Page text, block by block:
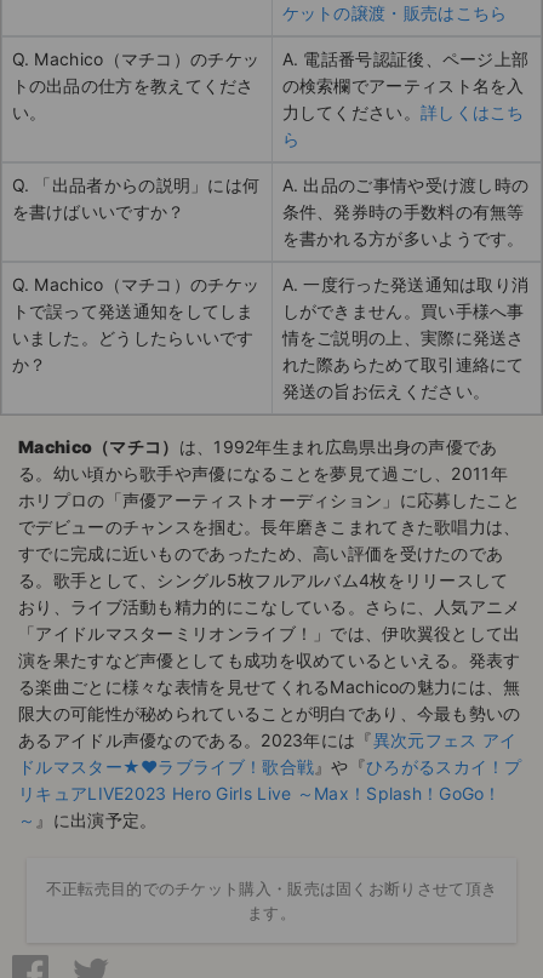
ケットの譲渡・販売はこちら
Q. Machico（マチコ）のチケッ
トの出品の仕方を教えてくださ
い。
A. 電話番号認証後、ページ上部
の検索欄でアーティスト名を入
力してください。 詳しくはこち
ら
Q. 「出品者からの説明」には何
を書けばいいですか？
A. 出品のご事情や受け渡し時の
条件、発券時の手数料の有無等
を書かれる方が多いようです。
Q. Machico（マチコ）のチケッ
トで誤って発送通知をしてしま
いました。どうしたらいいです
か？
A. 一度行った発送通知は取り消
しができません。買い手様へ事
情をご説明の上、実際に発送さ
れた際あらためて取引連絡にて
発送の旨お伝えください。
Machico（マチコ） は、1992年生まれ広島県出身の声優であ
る。幼い頃から歌手や声優になることを夢見て過ごし、2011年
ホリプロの「声優アーティストオーディション」に応募したこと
でデビューのチャンスを掴む。長年磨きこまれてきた歌唱力は、
すでに完成に近いものであったため、高い評価を受けたのであ
る。歌手として、シングル5枚フルアルバム4枚をリリースして
おり、ライブ活動も精力的にこなしている。さらに、人気アニメ
「アイドルマスターミリオンライブ！」では、伊吹翼役として出
演を果たすなど声優としても成功を収めているといえる。発表す
る楽曲ごとに様々な表情を見せてくれるMachicoの魅力には、無
限大の可能性が秘められていることが明白であり、今最も勢いの
あるアイドル声優なのである。2023年には『異次元フェス アイ
ドルマスター★♥ラブライブ！歌合戦』や『ひろがるスカイ！プ
リキュアLIVE2023 Hero Girls Live ～Max！Splash！GoGo！
～ 』に出演予定。
不正転売目的でのチケット購入・販売は固くお断りさせて頂き
ます。